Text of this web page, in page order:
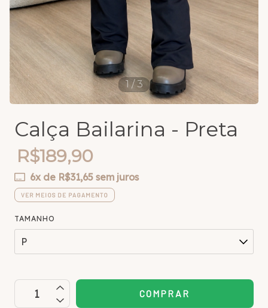
1/3
Calça Bailarina - Preta
R$189,90
6x de R$31,65 sem juros
VER MEIOS DE PAGAMENTO
TAMANHO